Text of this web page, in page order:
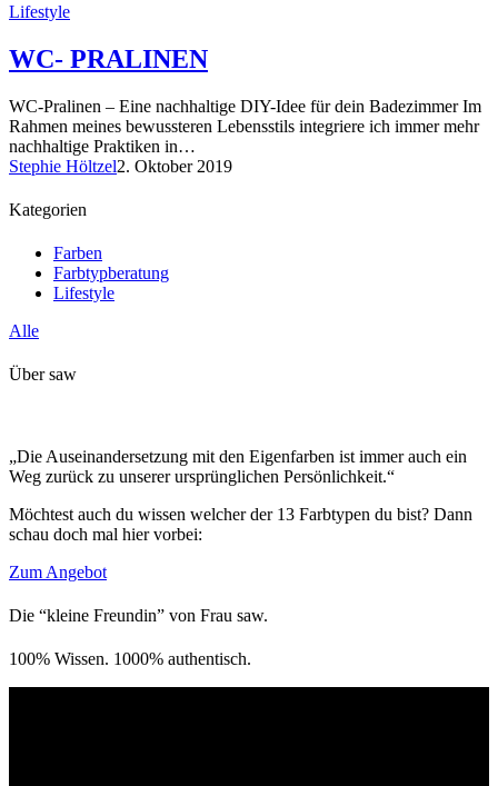
Lifestyle
WC- PRALINEN
WC-Pralinen – Eine nachhaltige DIY-Idee für dein Badezimmer Im
Rahmen meines bewussteren Lebensstils integriere ich immer mehr
nachhaltige Praktiken in…
Stephie Höltzel2. Oktober 2019
Kategorien
Farben
Farbtypberatung
Lifestyle
Alle
Über saw
„Die Auseinandersetzung mit den Eigenfarben ist immer auch ein
Weg zurück zu unserer ursprünglichen Persönlichkeit.“
Möchtest auch du wissen welcher der 13 Farbtypen du bist? Dann
schau doch mal hier vorbei:
Zum Angebot
Die “kleine Freundin” von Frau saw.
100% Wissen. 1000% authentisch.